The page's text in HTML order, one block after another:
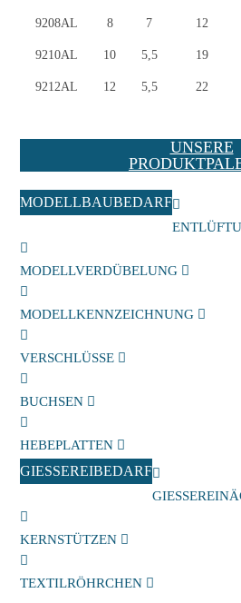
9208AL 8 7 12
9208AL
9210AL 10 5,5 19
9210AL
9212AL 12 5,5 22
9212AL
UNSERE
MODELLBAUBEDARF
MODELLVERDÜBELUNG
MODELLKENNZEICHNUNG
VERSCHLÜSSE
BUCHSEN
HEBEPLATTEN
GIESSEREIBEDARF
KERNSTÜTZEN
TEXTILRÖHRCHEN